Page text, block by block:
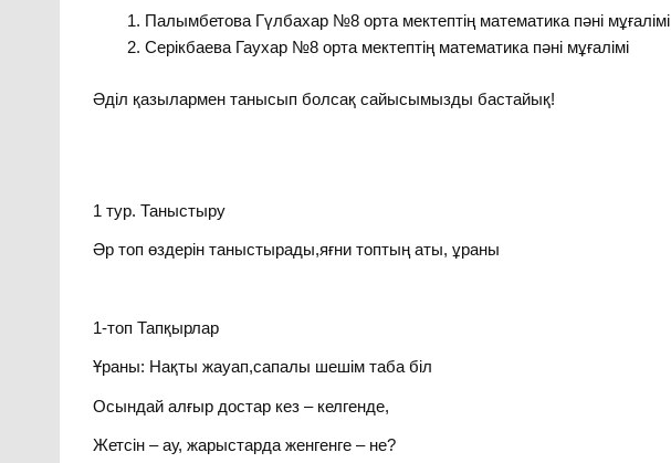
Палымбетова Гүлбахар №8 орта мектептің математика пәні мұғалімі
Серікбаева Гаухар №8 орта мектептің математика пәні мұғалімі
Әділ қазылармен танысып болсақ сайысымызды бастайық!
1 тур. Таныстыру
Әр топ өздерін таныстырады,яғни топтың аты, ұраны
1-топ Тапқырлар
Ұраны: Нақты жауап,сапалы шешім таба біл
Осындай алғыр достар кез – келгенде,
Жетсін – ау, жарыстарда женгенге – не?